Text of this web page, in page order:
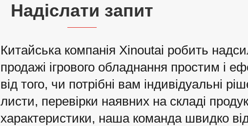
Надіслати запит
Китайська компанія Xinoutai робить
продажі ігрового обладнання простим і
від того, чи потрібні вам індивідуальні
листи, перевірки наявних на складі
характеристики, наша команда швидко